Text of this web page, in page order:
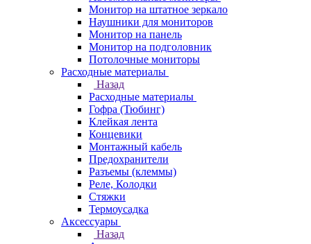
Монитор на штатное зеркало
Наушники для мониторов
Монитор на панель
Монитор на подголовник
Потолочные мониторы
Расходные материалы
Назад
Расходные материалы
Гофра (Тюбинг)
Клейкая лента
Концевики
Монтажный кабель
Предохранители
Разъемы (клеммы)
Реле, Колодки
Стяжки
Термоусадка
Аксессуары
Назад